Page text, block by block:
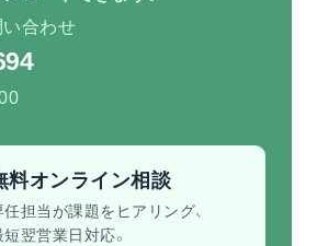
合わせ
料オンライン相談
任担当が課題をヒアリング、
短翌営業日対応。